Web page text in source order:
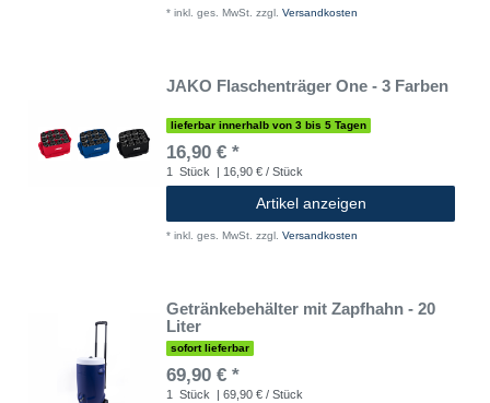
* inkl. ges. MwSt. zzgl. Versandkosten
JAKO Flaschenträger One - 3 Farben
lieferbar innerhalb von 3 bis 5 Tagen
16,90 € *
1 Stück | 16,90 € / Stück
Artikel anzeigen
* inkl. ges. MwSt. zzgl. Versandkosten
Getränkebehälter mit Zapfhahn - 20
Liter
sofort lieferbar
69,90 € *
1 Stück | 69,90 € / Stück